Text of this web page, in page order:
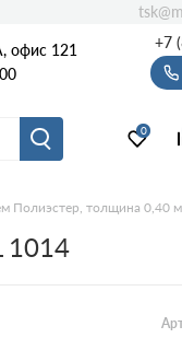
офис 121
+7
0
толщина 0,40
1014